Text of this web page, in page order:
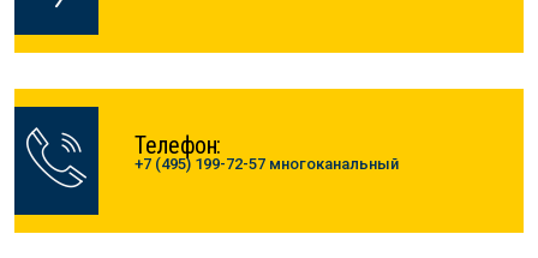
Телефон:
+7 (495) 199-72-57 многоканальный